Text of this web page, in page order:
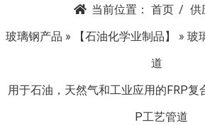
当前位置： 首页
供
玻璃钢产品 » 【石油化学业制品】 » 玻
道
用于石油，天然气和工业应用的FRP复
P工艺管道